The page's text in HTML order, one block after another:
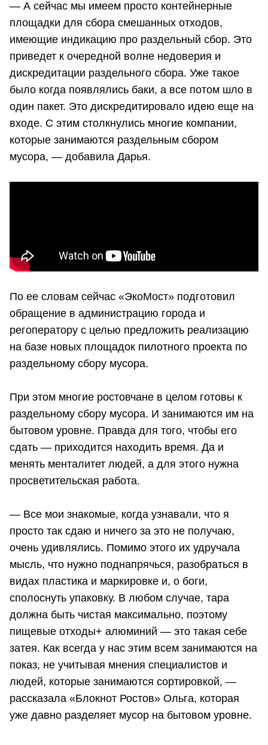
— А сейчас мы имеем просто контейнерные
площадки для сбора смешанных отходов,
имеющие индикацию про раздельный сбор. Это
приведет к очередной волне недоверия и
дискредитации раздельного сбора. Уже такое
было когда появлялись баки, а все потом шло в
один пакет. Это дискредитировало идею еще на
входе. С этим столкнулись многие компании,
которые занимаются раздельным сбором
мусора, — добавила Дарья.
По ее словам сейчас «ЭкоМост» подготовил
обращение в администрацию города и
регоператору с целью предложить реализацию
на базе новых площадок пилотного проекта по
раздельному сбору мусора.
При этом многие ростовчане в целом готовы к
раздельному сбору мусора. И занимаются им на
бытовом уровне. Правда для того, чтобы его
сдать — приходится находить время. Да и
менять менталитет людей, а для этого нужна
просветительская работа.
— Все мои знакомые, когда узнавали, что я
просто так сдаю и ничего за это не получаю,
очень удивлялись. Помимо этого их удручала
мысль, что нужно поднапрячься, разобраться в
видах пластика и маркировке и, о боги,
сполоснуть упаковку. В любом случае, тара
должна быть чистая максимально, поэтому
пищевые отходы+ алюминий — это такая себе
затея. Как всегда у нас этим всем занимаются на
показ, не учитывая мнения специалистов и
людей, которые занимаются сортировкой, —
рассказала «Блокнот Ростов» Ольга, которая
уже давно разделяет мусор на бытовом уровне.